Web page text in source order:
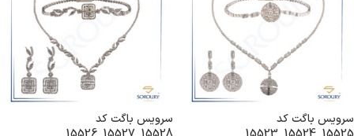
سرویس‌ باگت کد
سرویس‌ باگت کد